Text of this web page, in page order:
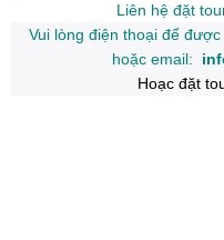
Liên hệ đặt
Vui lòng điện thoại để
hoặc email:
Hoạc đặt